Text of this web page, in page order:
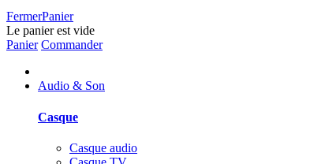
FermerPanier
Le panier est vide
Panier Commander
Audio & Son
Casque
Casque audio